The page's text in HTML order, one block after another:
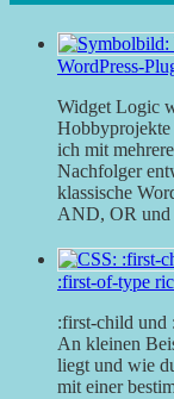
Beiträge
WordPress-
Widget Logic
Hobbyprojekte
ich mit
Nachfolger
klassische
AND, OR und
:first-of-type
:first-child und
An kleinen
liegt und wie
mit einer